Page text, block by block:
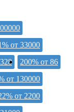
от 33000
200% от 86
от 130000
от 2200